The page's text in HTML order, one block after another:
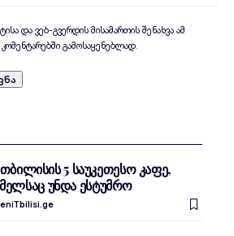
და ვებ-გვერდის მისამართის შენახვა ამ
გამოსაყენებლად.
თბილისის 5 საუკეთესო კაფე,
უნდა ესტუმრო